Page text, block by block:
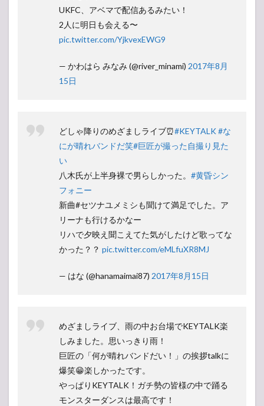
UKFC、アベマで配信あるみたい！
2人に明日も会える〜
pic.twitter.com/YjkvexEWG9
— かわはら みなみ (@river_minami) 2017年8月
15日
どしゃ降りのめざましライブ⏰#KEYTALK#な
にが晴れバンドだ笑#巨匠が撮った自撮り見た
い
八木氏が上半身裸で男らしかった。 #黄昏シン
フォニー
新曲#セツナユメミシも聞けて満足でした。ア
リーナも行けるかなー
リハで夕映え聞こえてた気がしたけど歌ってな
かった？？ pic.twitter.com/eMLfuXR8MJ
— はな (@hanamaimai87) 2017年8月15日
めざましライブ、雨の中お台場でKEYTALK楽
しみました。思いっきり雨！
巨匠の「何が晴れバンドだい！」の挨拶talkに
爆笑😁楽しかったです。
やっぱりKEYTALK！ガチ勢の皆様の中で踊る
モンスターダンスは最高です！